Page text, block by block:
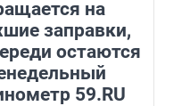
на
заправки,
остаются
59.RU